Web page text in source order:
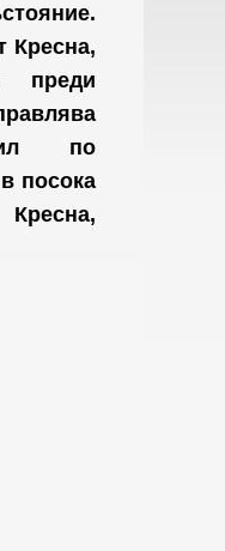
Кресна,
преди
по
посока